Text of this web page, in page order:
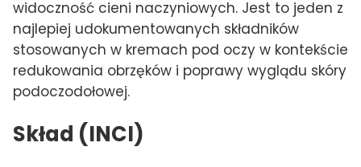
widoczność cieni naczyniowych. Jest to jeden z
najlepiej udokumentowanych składników
stosowanych w kremach pod oczy w kontekście
redukowania obrzęków i poprawy wyglądu skóry
podoczodołowej.
Skład (INCI)